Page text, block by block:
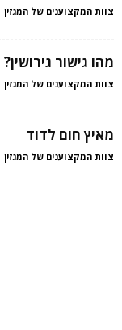
צוות המקצוענים של המגזין
מהו גישור גירושין?
צוות המקצוענים של המגזין
מאיץ חום לדוד
צוות המקצוענים של המגזין